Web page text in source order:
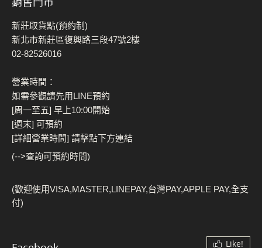
新莊取貨點(預約制)
新北市新莊區復興路三段47號2樓
02-82526016
營業時間：
如需參觀請先用LINE預約
[周一至五] 早上10:00開始
[週末] 可預約
[詳細營業時間] 請擊點下方連結
(-->查詢可預約時間)
(歡迎使用VISA,MASTER,LINEPAY,台灣PAY,APPLE PAY,全支
付)
Like!